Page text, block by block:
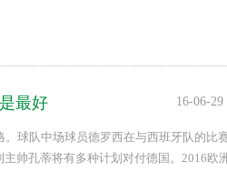
16-06-29
最好
球队中场球员德罗西在与西班牙队的比
帅孔蒂将有多种计划对付德国。2016欧